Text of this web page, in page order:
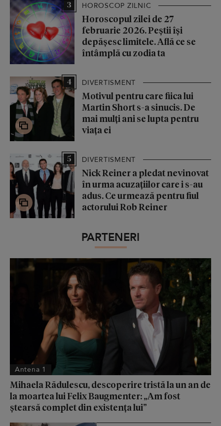
3 HOROSCOP ZILNIC
Horoscopul zilei de 27
februarie 2026. Peștii își
depășesc limitele. Află ce se
întâmplă cu zodia ta
4 DIVERTISMENT
Motivul pentru care fiica lui
Martin Short s-a sinucis. De
mai mulți ani se lupta pentru
viața ei
5 DIVERTISMENT
Nick Reiner a pledat nevinovat
în urma acuzațiilor care i s-au
adus. Ce urmează pentru fiul
actorului Rob Reiner
PARTENERI
Antena 1
Mihaela Rădulescu, descoperire tristă la un an de
la moartea lui Felix Baugmenter: „Am fost
ștearsă complet din existența lui”